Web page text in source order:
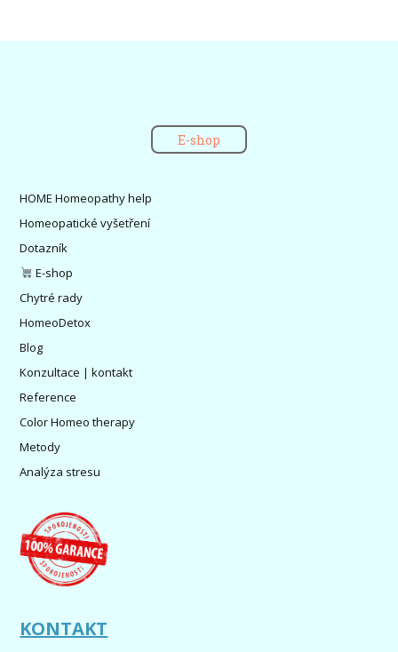
E-shop
HOME Homeopathy help
Homeopatické vyšetření
Dotazník
E-shop
Chytré rady
HomeoDetox
Blog
Konzultace | kontakt
Reference
Color Homeo therapy
Metody
Analýza stresu
KONTAKT